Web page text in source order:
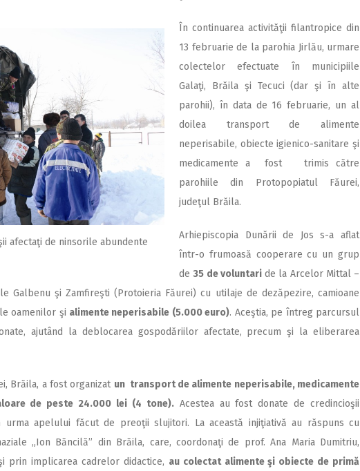
afectaţi de ninsorile abundente
În continuarea activităţii filantropice din
13 februarie de la parohia Jirlău, urmare
colectelor efectuate în municipiile
Galaţi, Brăila şi Tecuci (dar şi în alte
parohii), în data de 16 februarie, un al
doilea transport de alimente
neperisabile, obiecte igienico-sanitare şi
medicamente a fost trimis către
parohiile din Protopopiatul Făurei,
judeţul Brăila.
Arhiepiscopia Dunării de Jos s-a aflat
într-o frumoasă cooperare cu un grup
de35 de voluntaride la Arcelor Mittal –
Galbenu şi Zamfireşti (Protoieria Făurei) cu utilaje de dezăpezire, camioane
oamenilor şi alimente neperisabile (5.000 euro). Aceştia, pe întreg parcursul
ajutând la deblocarea gospodăriilor afectate, precum şi la eliberarea
Brăila, a fost organizat un transport de alimente neperisabile, medicamente
de peste 24.000 lei (4 tone).Acestea au fost donate de credincioşii
apelului făcut de preoţii slujitori. La această injiţiativă au răspuns cu
„Ion Băncilă” din Brăila, care, coordonaţi de prof. Ana Maria Dumitriu,
prin implicarea cadrelor didactice, au colectat alimente şi obiecte de primă